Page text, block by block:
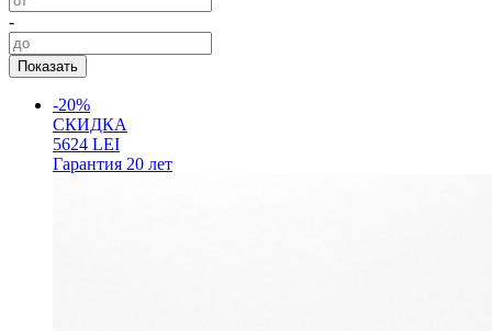
-
-20%
СКИДКА
5624 LEI
Гарантия 20 лет